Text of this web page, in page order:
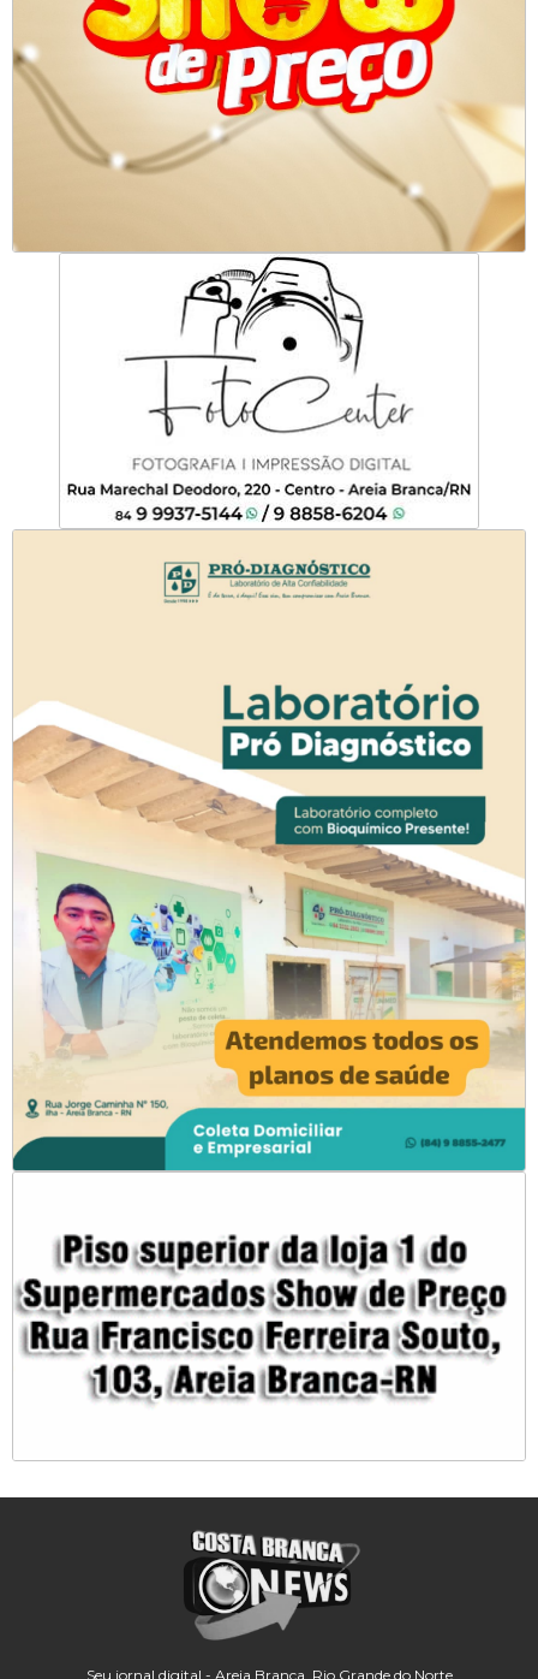
Seu jornal digital - Areia Branca, Rio Grande do Norte